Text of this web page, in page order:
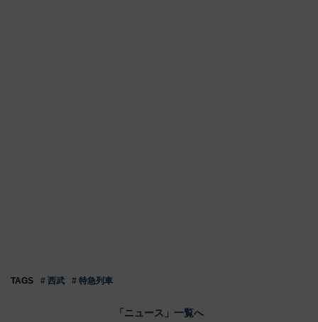
TAGS # 西武 # 特急列車
「ニュース」一覧へ